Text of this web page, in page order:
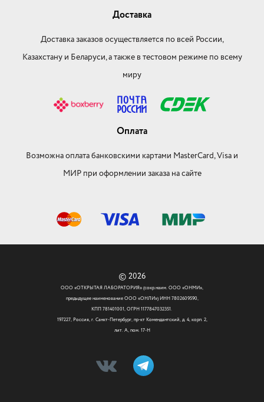
Доставка
Доставка заказов осуществляется по всей России,
Казахстану и Беларуси, а также в тестовом режиме по всему
миру
Оплата
Возможна оплата банковскими картами MasterCard, Visa и
МИР при оформлении заказа на сайте
© 2026
ООО «ОТКРЫТАЯ ЛАБОРАТОРИЯ» (сокр.наим. ООО «ОНМИ»,
предыдущее наименование ООО «ОНЛИ») ИНН 7802609590,
КПП 781401001, ОГРН 1177847032351.
197227, Россия, г. Санкт-Петербург, пр-кт Комендантский, д. 4, корп. 2,
лит. А, пом. 17-Н